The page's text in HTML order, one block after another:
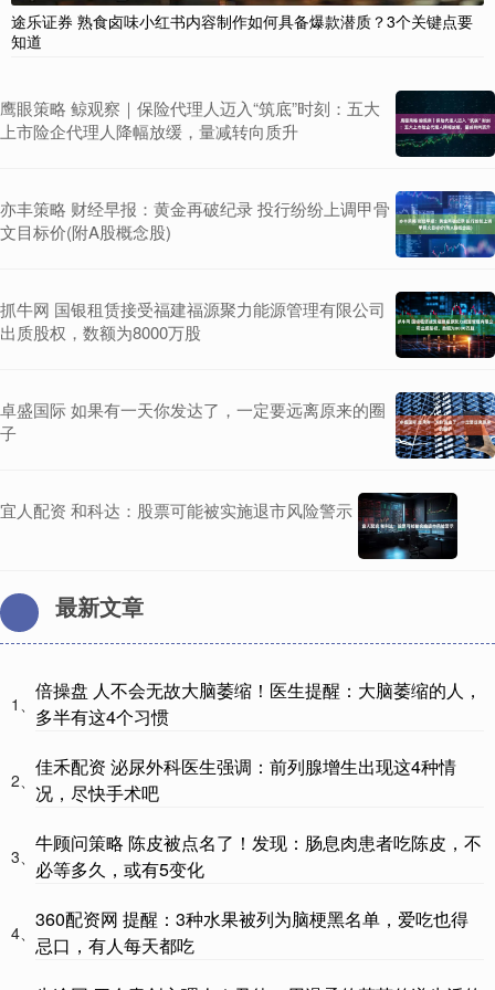
途乐证券 熟食卤味小红书内容制作如何具备爆款潜质？3个关键点要
知道
鹰眼策略 鲸观察｜保险代理人迈入“筑底”时刻：五大
上市险企代理人降幅放缓，量减转向质升
亦丰策略 财经早报：黄金再破纪录 投行纷纷上调甲骨
文目标价(附A股概念股)
抓牛网 国银租赁接受福建福源聚力能源管理有限公司
出质股权，数额为8000万股
卓盛国际 如果有一天你发达了，一定要远离原来的圈
子
宜人配资 和科达：股票可能被实施退市风险警示
最新文章
1、
倍操盘 人不会无故大脑萎缩！医生提醒：大脑萎缩的人，
多半有这4个习惯
2、
佳禾配资 泌尿外科医生强调：前列腺增生出现这4种情
况，尽快手术吧
3、
牛顾问策略 陈皮被点名了！发现：肠息肉患者吃陈皮，不
必等多久，或有5变化
4、
360配资网 提醒：3种水果被列为脑梗黑名单，爱吃也得
忌口，有人每天都吃